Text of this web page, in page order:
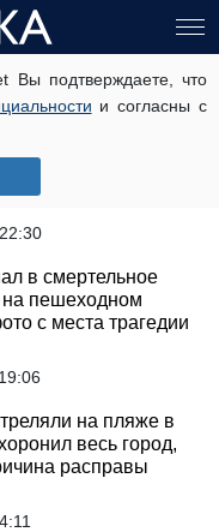
Вы подтверждаете, что
и согласны с
ДТП отпустили,
подробности:
в смертельное
пешеходном
с места трагедии
на пляже в
весь город,
расправы